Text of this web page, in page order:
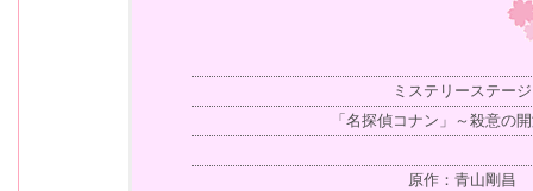
ミステリーステージ
「名探偵コナン」～殺意の
原作：青山剛昌